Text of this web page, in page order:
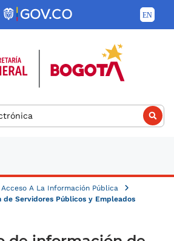
A La Información Pública
Servidores Públicos y Empleados